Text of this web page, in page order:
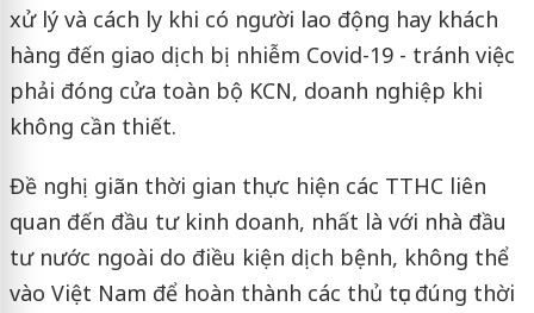
xử lý và cách ly khi có người lao động hay khách
hàng đến giao dịch bị nhiễm Covid-19 - tránh việc
phải đóng cửa toàn bộ KCN, doanh nghiệp khi
không cần thiết.
Đề nghị giãn thời gian thực hiện các TTHC liên
quan đến đầu tư kinh doanh, nhất là với nhà đầu
tư nước ngoài do điều kiện dịch bệnh, không thể
vào Việt Nam để hoàn thành các thủ tục đúng thời